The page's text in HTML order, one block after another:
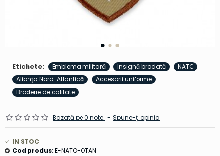
Etichete: Emblema militară Insignă brodată
NATO
Alianța Nord-Atlantică
Accesorii uniforme
Broderie de calitate
Bazată pe 0 note. - Spune-ţi opinia
IN STOC
Cod produs: E-NATO-OTAN